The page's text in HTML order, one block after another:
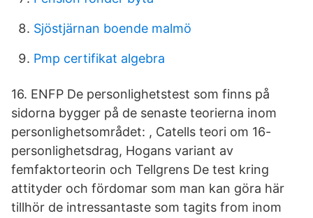
Sjöstjärnan boende malmö
Pmp certifikat algebra
16. ENFP De personlighetstest som finns på
sidorna bygger på de senaste teorierna inom
personlighetsområdet: , Catells teori om 16-
personlighetsdrag, Hogans variant av
femfaktorteorin och Tellgrens De test kring
attityder och fördomar som man kan göra här
tillhör de intressantaste som tagits from inom